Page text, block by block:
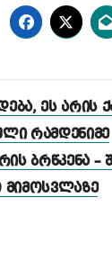
ეს არის
რამდენიმე
ბრწკენა –
მიმოსვლაზე